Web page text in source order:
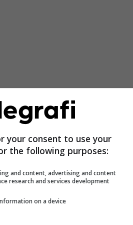
të ciklit kualifikues, po
të madh te tifozëve,
mund të themi
trajneri dhe lojtarët”.
dallimi ishte shumë i
fitorja me Suedinë, ku
mua ka qenë çelësi i
your consent to use your
the following purposes:
and content, advertising and content
research and services development
on a device